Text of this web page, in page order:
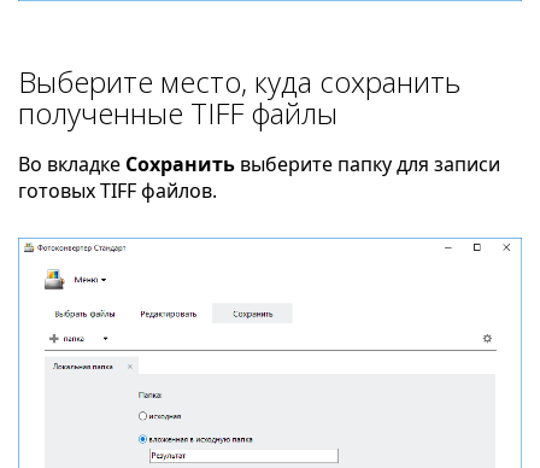
Выберите место, куда сохранить
полученные TIFF файлы
Во вкладке Сохранить выберите папку для записи
готовых TIFF файлов.